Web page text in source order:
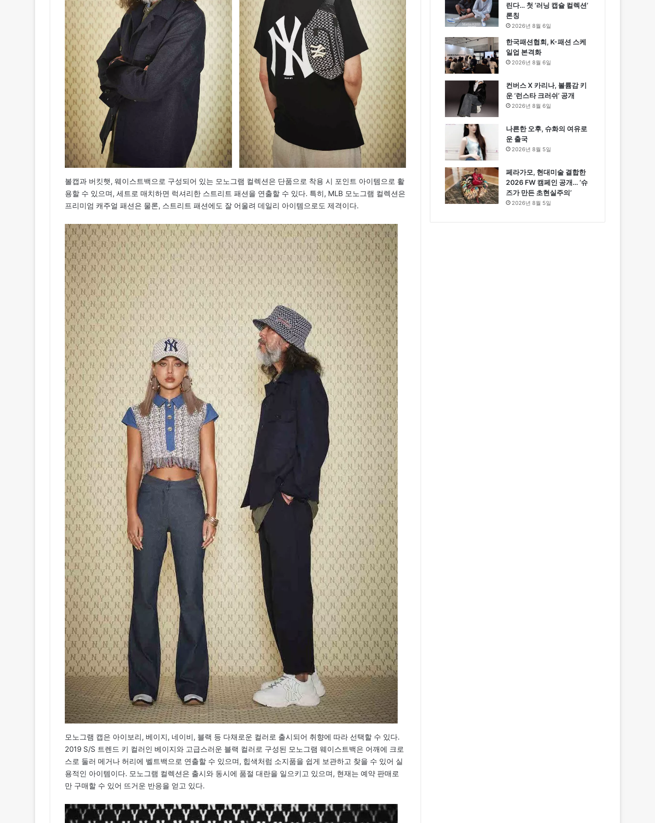
볼캡과 버킷햇, 웨이스트백으로 구성되어 있는 모노그램 컬렉션은 단품으로 착용 시 포인트 아이템으로 활
용할 수 있으며, 세트로 매치하면 럭셔리한 스트리트 패션을 연출할 수 있다. 특히, MLB 모노그램 컬렉션은
프리미엄 캐주얼 패션은 물론, 스트리트 패션에도 잘 어울려 데일리 아이템으로도 제격이다.
모노그램 캡은 아이보리, 베이지, 네이비, 블랙 등 다채로운 컬러로 출시되어 취향에 따라 선택할 수 있다.
2019 S/S 트렌드 키 컬러인 베이지와 고급스러운 블랙 컬러로 구성된 모노그램 웨이스트백은 어깨에 크로
스로 둘러 메거나 허리에 벨트백으로 연출할 수 있으며, 힙색처럼 소지품을 쉽게 보관하고 찾을 수 있어 실
용적인 아이템이다. 모노그램 컬렉션은 출시와 동시에 품절 대란을 일으키고 있으며, 현재는 예약 판매로
만 구매할 수 있어 뜨거운 반응을 얻고 있다.
린다… 첫 ‘러닝 캡슐 컬렉션’
론칭
2026년 8월 6일
한국패션협회, K-패션 스케
일업 본격화
2026년 8월 6일
컨버스 X 카리나, 볼륨감 키
운 ‘런스타 크러쉬’ 공개
2026년 8월 6일
나른한 오후, 슈화의 여유로
운 출국
2026년 8월 5일
페라가모, 현대미술 결합한
2026 FW 캠페인 공개… ‘슈
즈가 만든 초현실주의’
2026년 8월 5일